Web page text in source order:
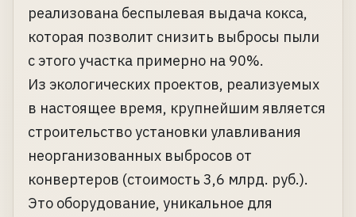
реализована беспылевая выдача кокса,
которая позволит снизить выбросы пыли
с этого участка примерно на 90%.
Из экологических проектов, реализуемых
в настоящее время, крупнейшим является
строительство установки улавливания
неорганизованных выбросов от
конвертеров (стоимость 3,6 млрд. руб.).
Это оборудование, уникальное для